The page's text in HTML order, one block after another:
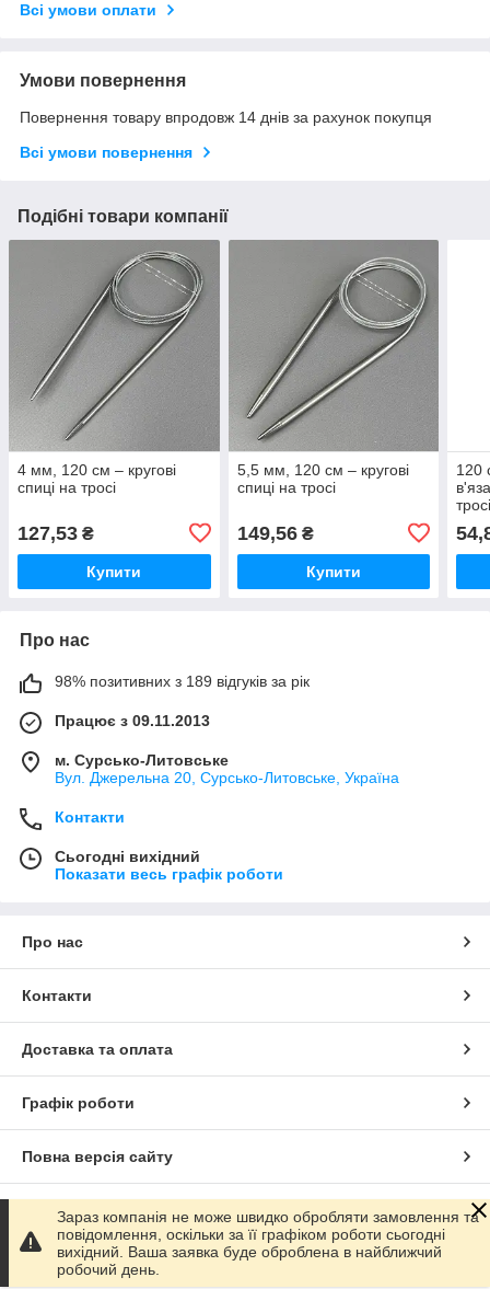
Всі умови оплати
Умови повернення
Повернення товару впродовж 14 днів за рахунок покупця
Всі умови повернення
Подібні товари компанії
4 мм, 120 см – кругові
спиці на тросі
127,53 ₴
Купити
5,5 мм, 120 см – кругові
спиці на тросі
149,56₴
Купити
120
Про нас
98% позитивних з 189 відгуків за рік
Працює з 09.11.2013
м. Сурсько-Литовське
Вул. Джерельна 20, Сурсько-Литовське, Україна
Контакти
Сьогодні вихідний
Показати весь графік роботи
Про нас
Контакти
Доставка та оплата
Графік роботи
Повна версія сайту
Сайт створено на маркетплейсі Prom.ua
Політика конфіденційності
Зараз компанія не може швидко обробляти замовлення та
повідомлення, оскільки за її графіком роботи сьогодні
вихідний. Ваша заявка буде оброблена в найближчий
робочий день.